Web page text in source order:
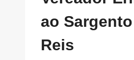
ao
Reis